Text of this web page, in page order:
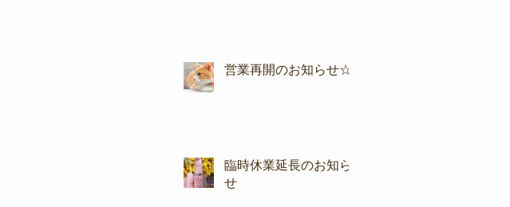
営業再開のお知らせ☆
臨時休業延長のお知ら
せ